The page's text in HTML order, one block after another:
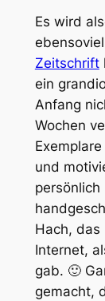
Es wird
Zeitschrift
ein
Anfang
Wochen
und
Hach, das
Internet,
gab. 🙂
gemacht,